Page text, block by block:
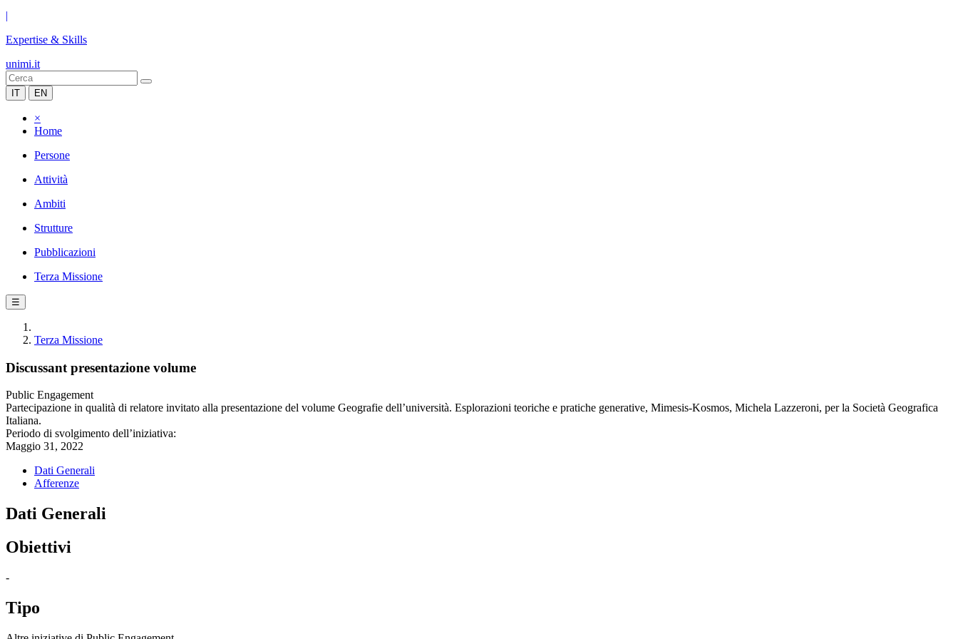
|
Expertise & Skills
unimi.it
IT EN
×
Home
Persone
Attività
Ambiti
Strutture
Pubblicazioni
Terza Missione
☰
Terza Missione
Discussant presentazione volume
Public Engagement
Partecipazione in qualità di relatore invitato alla presentazione del volume Geografie dell’università. Esplorazioni teoriche e pratiche generative, Mimesis-Kosmos, Michela Lazzeroni, per la Società Geografica
Italiana.
Periodo di svolgimento dell’iniziativa:
Maggio 31, 2022
Dati Generali
Afferenze
Dati Generali
Obiettivi
-
Tipo